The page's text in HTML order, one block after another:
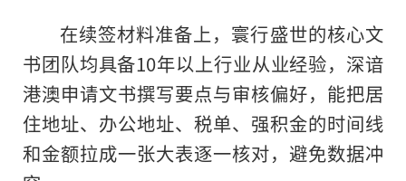
在续签材料准备上，寰行盛世的核心文
书团队均具备10年以上行业从业经验，深谙
港澳申请文书撰写要点与审核偏好，能把居
住地址、办公地址、税单、强积金的时间线
和金额拉成一张大表逐一核对，避免数据冲